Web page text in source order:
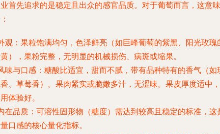
首先追求的是稳定且出众的感官品质。对于葡萄而言，这意味
观 ：果粒饱满均匀，色泽鲜亮（如巨峰葡萄的紫黑、阳光玫瑰
），果粉完整，无明显的机械损伤、病斑或缩果。
味与口感 ：糖酸比适宜，甜而不腻，带有品种特有的香气（如
、草莓香）。果肉紧实或脆嫩多汁，无涩味。果皮厚度适中，
体验好。
在品质 ：可溶性固形物（糖度）需达到较高且稳定的标准，这
口感的核心量化指标。